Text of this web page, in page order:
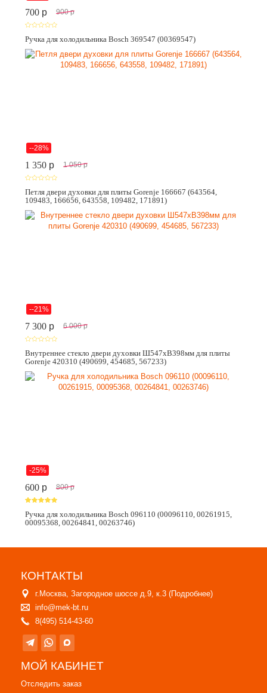
700 p 900 p
Ручка для холодильника Bosch 369547 (00369547)
--28%
1 350 p 1 050 p
Петля двери духовки для плиты Gorenje 166667 (643564,
109483, 166656, 643558, 109482, 171891)
--21%
7 300 p 6 000 p
Внутреннее стекло двери духовки Ш547хВ398мм для плиты
Gorenje 420310 (490699, 454685, 567233)
-25%
600 p 800 p
Ручка для холодильника Bosch 096110 (00096110, 00261915,
00095368, 00264841, 00263746)
КОНТАКТЫ
г.Москва, Загородное шоссе д.9, к.3 (Подробнее)
info@mek-bt.ru
8(495) 514-43-60
МОЙ КАБИНЕТ
Отследить заказ